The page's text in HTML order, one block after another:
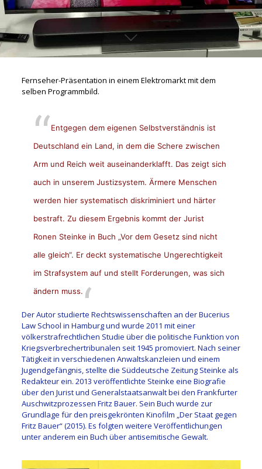
Fernseher-Präsentation in einem Elektromarkt mit dem
selben Programmbild.
Entgegen dem eigenen Selbstverständnis ist
Deutschland ein Land, in dem die Schere zwischen
Arm und Reich weit auseinanderklafft. Das zeigt sich
auch in unserem Justizsystem. Ärmere Menschen
werden hier systematisch diskriminiert und härter
bestraft. Zu diesem Ergebnis kommt der Jurist
Ronen Steinke in Buch „Vor dem Gesetz sind nicht
alle gleich“. Er deckt systematische Ungerechtigkeit
im Strafsystem auf und stellt Forderungen, was sich
ändern muss.
Der Autor studierte Rechtswissenschaften an der Bucerius
Law School in Hamburg und wurde 2011 mit einer
völkerstrafrechtlichen Studie über die politische Funktion von
Kriegsverbrechertribunalen seit 1945 promoviert. Nach seiner
Tätigkeit in verschiedenen Anwaltskanzleien und einem
Jugendgefängnis, stellte die Süddeutsche Zeitung Steinke als
Redakteur ein. 2013 veröffentlichte Steinke eine Biografie
über den Jurist und Generalstaatsanwalt bei den Frankfurter
Auschwitzprozessen Fritz Bauer. Sein Buch wurde zur
Grundlage für den preisgekrönten Kinofilm „Der Staat gegen
Fritz Bauer“ (2015). Es folgten weitere Veröffentlichungen
unter anderem ein Buch über antisemitische Gewalt.